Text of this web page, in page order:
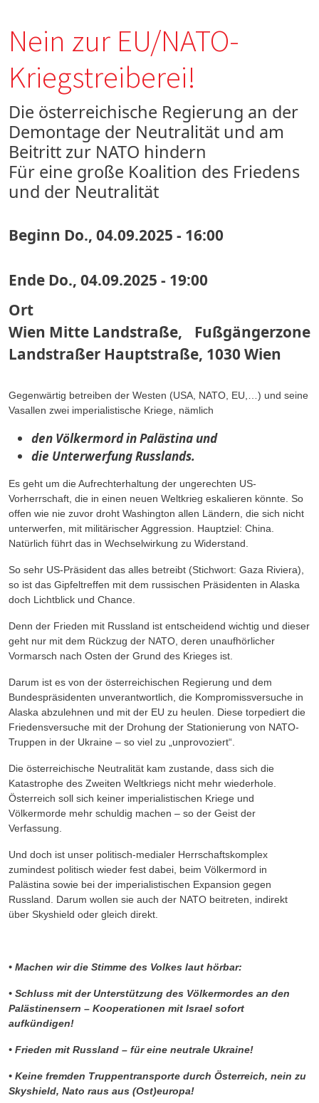
Nein zur EU/NATO-
Kriegstreiberei!
Die österreichische Regierung an der
Demontage der Neutralität und am
Beitritt zur NATO hindern
Für eine große Koalition des Friedens
und der Neutralität
Beginn Do., 04.09.2025 - 16:00
Ende Do., 04.09.2025 - 19:00
Ort
Wien Mitte Landstraße, Fußgängerzone
Landstraßer Hauptstraße, 1030 Wien
Gegenwärtig betreiben der Westen (USA, NATO, EU,…) und seine
Vasallen zwei imperialistische Kriege, nämlich
den Völkermord in Palästina und
die Unterwerfung Russlands.
Es geht um die Aufrechterhaltung der ungerechten US-
Vorherrschaft, die in einen neuen Weltkrieg eskalieren könnte. So
offen wie nie zuvor droht Washington allen Ländern, die sich nicht
unterwerfen, mit militärischer Aggression. Hauptziel: China.
Natürlich führt das in Wechselwirkung zu Widerstand.
So sehr US-Präsident das alles betreibt (Stichwort: Gaza Riviera),
so ist das Gipfeltreffen mit dem russischen Präsidenten in Alaska
doch Lichtblick und Chance.
Denn der Frieden mit Russland ist entscheidend wichtig und dieser
geht nur mit dem Rückzug der NATO, deren unaufhörlicher
Vormarsch nach Osten der Grund des Krieges ist.
Darum ist es von der österreichischen Regierung und dem
Bundespräsidenten unverantwortlich, die Kompromissversuche in
Alaska abzulehnen und mit der EU zu heulen. Diese torpediert die
Friedensversuche mit der Drohung der Stationierung von NATO-
Truppen in der Ukraine – so viel zu „unprovoziert“.
Die österreichische Neutralität kam zustande, dass sich die
Katastrophe des Zweiten Weltkriegs nicht mehr wiederhole.
Österreich soll sich keiner imperialistischen Kriege und
Völkermorde mehr schuldig machen – so der Geist der
Verfassung.
Und doch ist unser politisch-medialer Herrschaftskomplex
zumindest politisch wieder fest dabei, beim Völkermord in
Palästina sowie bei der imperialistischen Expansion gegen
Russland. Darum wollen sie auch der NATO beitreten, indirekt
über Skyshield oder gleich direkt.
• Machen wir die Stimme des Volkes laut hörbar:
• Schluss mit der Unterstützung des Völkermordes an den
Palästinensern – Kooperationen mit Israel sofort
aufkündigen!
• Frieden mit Russland – für eine neutrale Ukraine!
• Keine fremden Truppentransporte durch Österreich, nein zu
Skyshield, Nato raus aus (Ost)europa!